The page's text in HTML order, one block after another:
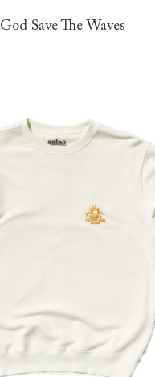
God Save The Waves